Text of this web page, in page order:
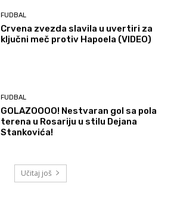
FUDBAL
Crvena zvezda slavila u uvertiri za
ključni meč protiv Hapoela (VIDEO)
FUDBAL
GOLAZOOOO! Nestvaran gol sa pola
terena u Rosariju u stilu Dejana
Stankovića!
Učitaj još